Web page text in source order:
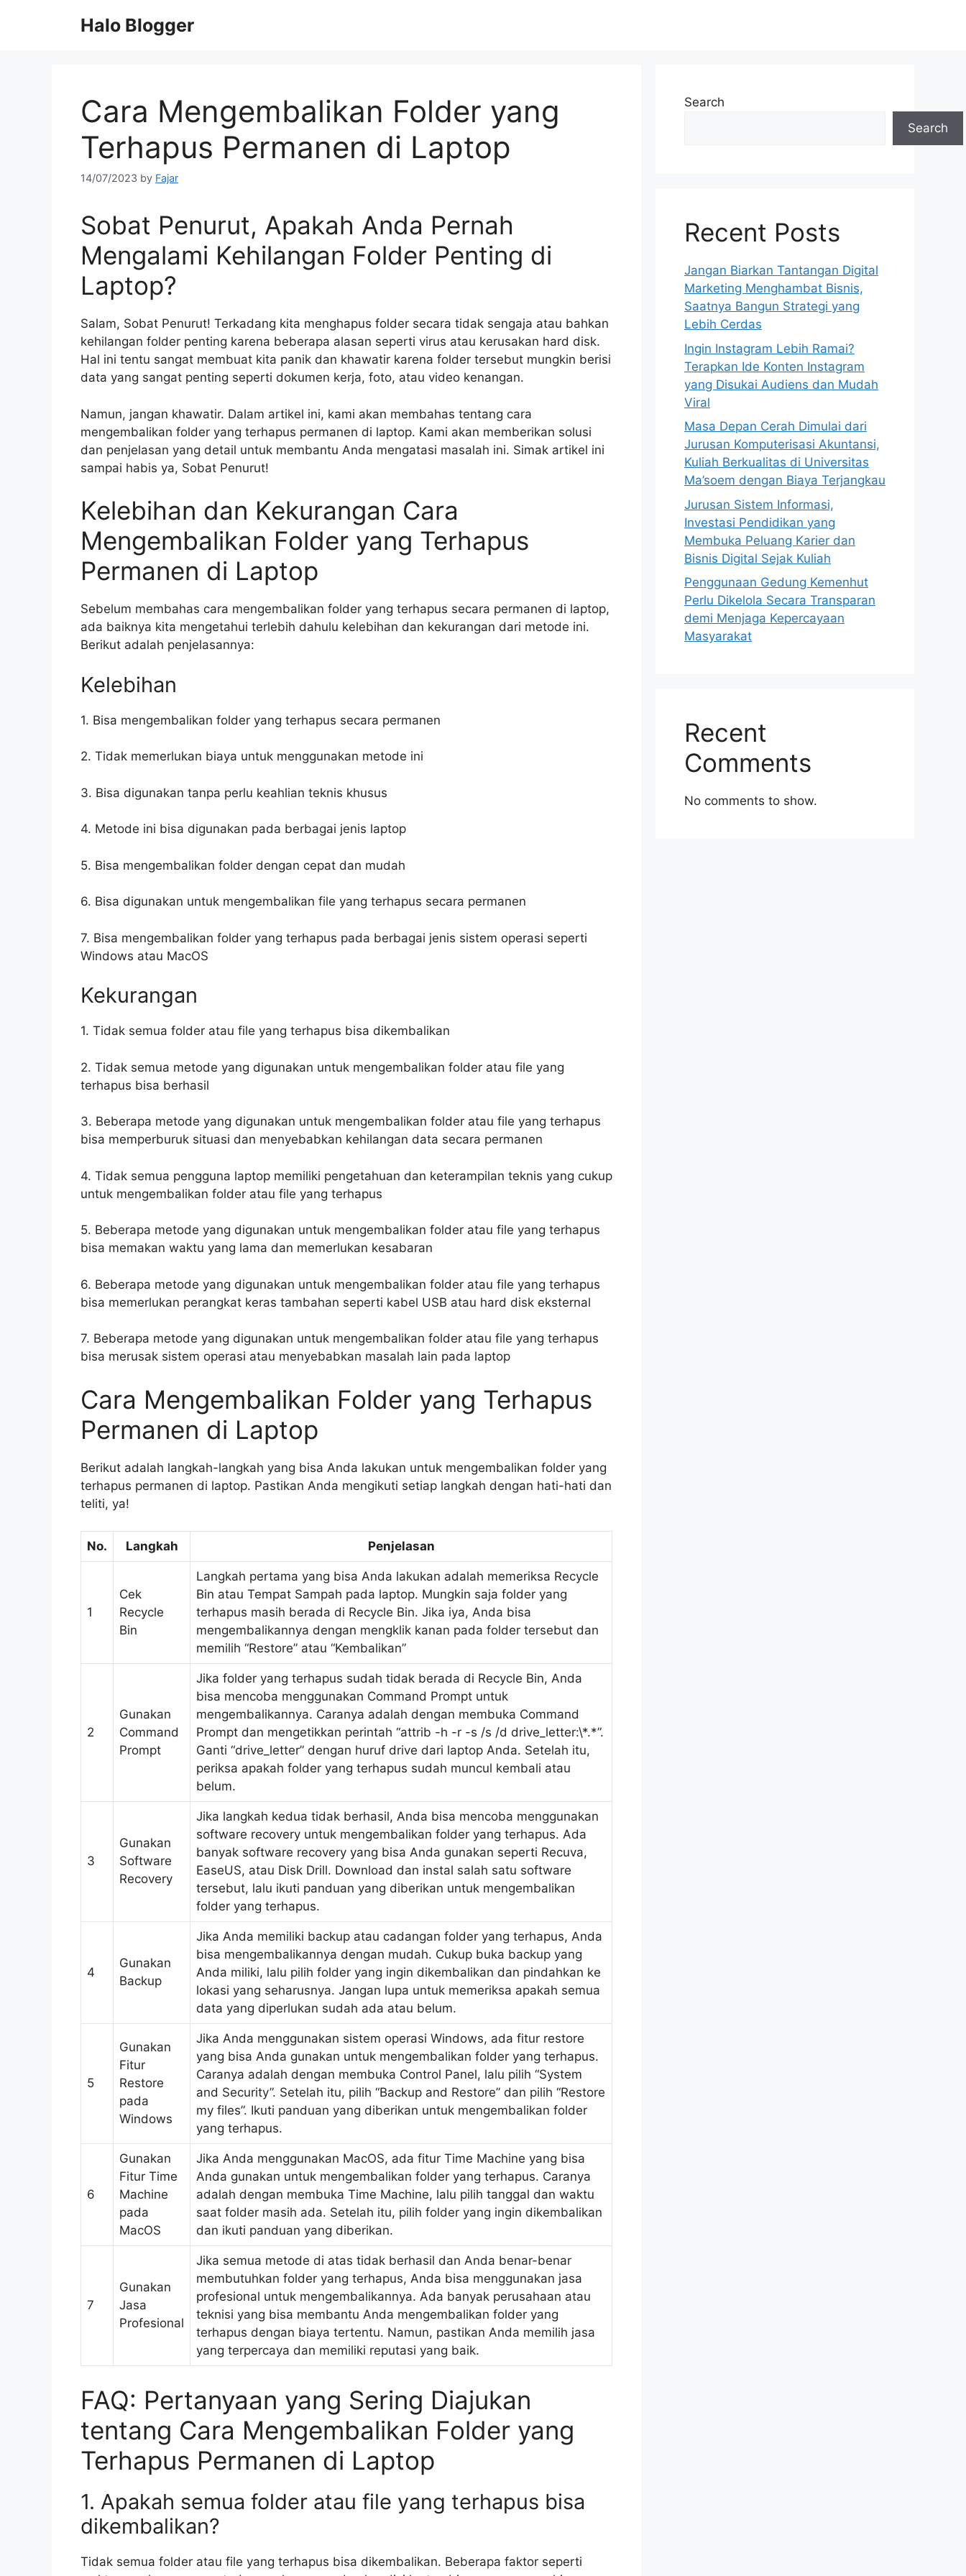
Halo Blogger
Cara Mengembalikan Folder yang
Terhapus Permanen di Laptop
14/07/2023 by Fajar
Sobat Penurut, Apakah Anda Pernah
Mengalami Kehilangan Folder Penting di
Laptop?
Salam, Sobat Penurut! Terkadang kita menghapus folder secara tidak sengaja atau bahkan
kehilangan folder penting karena beberapa alasan seperti virus atau kerusakan hard disk.
Hal ini tentu sangat membuat kita panik dan khawatir karena folder tersebut mungkin berisi
data yang sangat penting seperti dokumen kerja, foto, atau video kenangan.
Namun, jangan khawatir. Dalam artikel ini, kami akan membahas tentang cara
mengembalikan folder yang terhapus permanen di laptop. Kami akan memberikan solusi
dan penjelasan yang detail untuk membantu Anda mengatasi masalah ini. Simak artikel ini
sampai habis ya, Sobat Penurut!
Kelebihan dan Kekurangan Cara
Mengembalikan Folder yang Terhapus
Permanen di Laptop
Sebelum membahas cara mengembalikan folder yang terhapus secara permanen di laptop,
ada baiknya kita mengetahui terlebih dahulu kelebihan dan kekurangan dari metode ini.
Berikut adalah penjelasannya:
Kelebihan
1. Bisa mengembalikan folder yang terhapus secara permanen
2. Tidak memerlukan biaya untuk menggunakan metode ini
3. Bisa digunakan tanpa perlu keahlian teknis khusus
4. Metode ini bisa digunakan pada berbagai jenis laptop
5. Bisa mengembalikan folder dengan cepat dan mudah
6. Bisa digunakan untuk mengembalikan file yang terhapus secara permanen
7. Bisa mengembalikan folder yang terhapus pada berbagai jenis sistem operasi seperti
Windows atau MacOS
Kekurangan
1. Tidak semua folder atau file yang terhapus bisa dikembalikan
2. Tidak semua metode yang digunakan untuk mengembalikan folder atau file yang
terhapus bisa berhasil
3. Beberapa metode yang digunakan untuk mengembalikan folder atau file yang terhapus
bisa memperburuk situasi dan menyebabkan kehilangan data secara permanen
4. Tidak semua pengguna laptop memiliki pengetahuan dan keterampilan teknis yang cukup
untuk mengembalikan folder atau file yang terhapus
5. Beberapa metode yang digunakan untuk mengembalikan folder atau file yang terhapus
bisa memakan waktu yang lama dan memerlukan kesabaran
6. Beberapa metode yang digunakan untuk mengembalikan folder atau file yang terhapus
bisa memerlukan perangkat keras tambahan seperti kabel USB atau hard disk eksternal
7. Beberapa metode yang digunakan untuk mengembalikan folder atau file yang terhapus
bisa merusak sistem operasi atau menyebabkan masalah lain pada laptop
Cara Mengembalikan Folder yang Terhapus
Permanen di Laptop
Berikut adalah langkah-langkah yang bisa Anda lakukan untuk mengembalikan folder yang
terhapus permanen di laptop. Pastikan Anda mengikuti setiap langkah dengan hati-hati dan
teliti, ya!
No. Langkah Penjelasan
1
Cek
Recycle
Bin
Langkah pertama yang bisa Anda lakukan adalah memeriksa Recycle
Bin atau Tempat Sampah pada laptop. Mungkin saja folder yang
terhapus masih berada di Recycle Bin. Jika iya, Anda bisa
mengembalikannya dengan mengklik kanan pada folder tersebut dan
memilih “Restore” atau “Kembalikan”
2
Gunakan
Command
Prompt
Jika folder yang terhapus sudah tidak berada di Recycle Bin, Anda
bisa mencoba menggunakan Command Prompt untuk
mengembalikannya. Caranya adalah dengan membuka Command
Prompt dan mengetikkan perintah “attrib -h -r -s /s /d drive_letter:\*.*”.
Ganti “drive_letter” dengan huruf drive dari laptop Anda. Setelah itu,
periksa apakah folder yang terhapus sudah muncul kembali atau
belum.
3
Gunakan
Software
Recovery
Jika langkah kedua tidak berhasil, Anda bisa mencoba menggunakan
software recovery untuk mengembalikan folder yang terhapus. Ada
banyak software recovery yang bisa Anda gunakan seperti Recuva,
EaseUS, atau Disk Drill. Download dan instal salah satu software
tersebut, lalu ikuti panduan yang diberikan untuk mengembalikan
folder yang terhapus.
4
Gunakan
Backup
Jika Anda memiliki backup atau cadangan folder yang terhapus, Anda
bisa mengembalikannya dengan mudah. Cukup buka backup yang
Anda miliki, lalu pilih folder yang ingin dikembalikan dan pindahkan ke
lokasi yang seharusnya. Jangan lupa untuk memeriksa apakah semua
data yang diperlukan sudah ada atau belum.
5
Gunakan
Fitur
Restore
pada
Windows
Jika Anda menggunakan sistem operasi Windows, ada fitur restore
yang bisa Anda gunakan untuk mengembalikan folder yang terhapus.
Caranya adalah dengan membuka Control Panel, lalu pilih “System
and Security”. Setelah itu, pilih “Backup and Restore” dan pilih “Restore
my files”. Ikuti panduan yang diberikan untuk mengembalikan folder
yang terhapus.
6
Gunakan
Fitur Time
Machine
pada
MacOS
Jika Anda menggunakan MacOS, ada fitur Time Machine yang bisa
Anda gunakan untuk mengembalikan folder yang terhapus. Caranya
adalah dengan membuka Time Machine, lalu pilih tanggal dan waktu
saat folder masih ada. Setelah itu, pilih folder yang ingin dikembalikan
dan ikuti panduan yang diberikan.
7
Gunakan
Jasa
Profesional
Jika semua metode di atas tidak berhasil dan Anda benar-benar
membutuhkan folder yang terhapus, Anda bisa menggunakan jasa
profesional untuk mengembalikannya. Ada banyak perusahaan atau
teknisi yang bisa membantu Anda mengembalikan folder yang
terhapus dengan biaya tertentu. Namun, pastikan Anda memilih jasa
yang terpercaya dan memiliki reputasi yang baik.
FAQ: Pertanyaan yang Sering Diajukan
tentang Cara Mengembalikan Folder yang
Terhapus Permanen di Laptop
1. Apakah semua folder atau file yang terhapus bisa
dikembalikan?
Tidak semua folder atau file yang terhapus bisa dikembalikan. Beberapa faktor seperti
Search
Search
Recent Posts
Jangan Biarkan Tantangan Digital
Marketing Menghambat Bisnis,
Saatnya Bangun Strategi yang
Lebih Cerdas
Ingin Instagram Lebih Ramai?
Terapkan Ide Konten Instagram
yang Disukai Audiens dan Mudah
Viral
Masa Depan Cerah Dimulai dari
Jurusan Komputerisasi Akuntansi,
Kuliah Berkualitas di Universitas
Ma’soem dengan Biaya Terjangkau
Jurusan Sistem Informasi,
Investasi Pendidikan yang
Membuka Peluang Karier dan
Bisnis Digital Sejak Kuliah
Penggunaan Gedung Kemenhut
Perlu Dikelola Secara Transparan
demi Menjaga Kepercayaan
Masyarakat
Recent
Comments
No comments to show.